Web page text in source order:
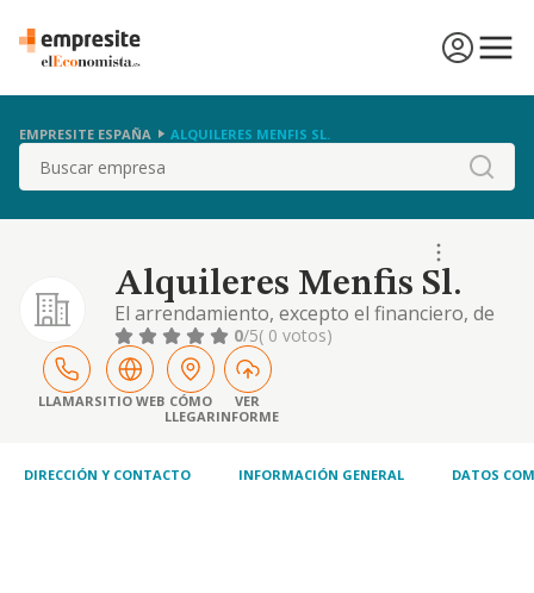
EMPRESITE ESPAÑA ALQUILERES MENFIS SL.
Buscar
Alquileres Menfis Sl.
El arrendamiento, excepto el financiero, de
todo tipo de bienes muebles
0/5( 0 votos)
LLAMARSITIO WEB CÓMO
LLEGAR
VER
INFORME
DIRECCIÓN Y CONTACTO INFORMACIÓN GENERAL DATOS